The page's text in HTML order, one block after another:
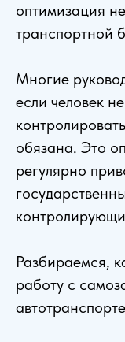
оптимизация
транспортной
Многие
если человек
обязана. Это
регулярно
Разбираемся,
работу с